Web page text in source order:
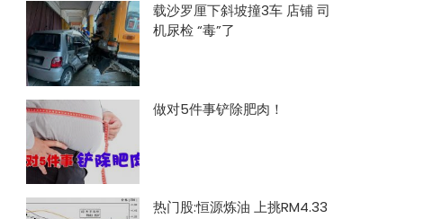
载沙罗厘下斜坡撞3车 店铺 司
机尿检 “毒”了
做对5件事铲除肥肉！
热门股:恒源炼油 上挑RM4.33